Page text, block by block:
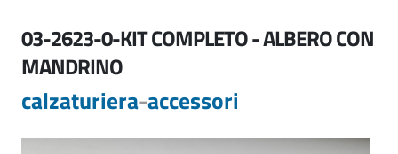
03-2623-0-KIT COMPLETO - ALBERO CON
MANDRINO
calzaturiera-accessori